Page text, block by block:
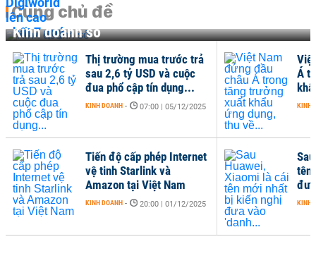
Cùng chủ đề
Kinh doanh số
tên
KINH
Thị trường mua trước trả
sau 2,6 tỷ USD và cuộc
đua phổ cập tín dụng...
KINH DOANH - 07:00 | 05/12/2025
Tiến độ cấp phép Internet
vệ tinh Starlink và
Amazon tại Việt Nam
KINH DOANH - 20:00 | 01/12/2025
Á
KINH